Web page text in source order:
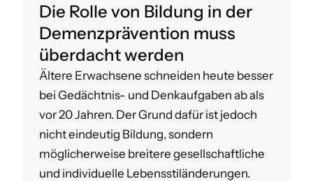
Die Rolle von Bildung in der
Demenzprävention muss
überdacht werden
Ältere Erwachsene schneiden heute besser
bei Gedächtnis- und Denkaufgaben ab als
vor 20 Jahren. Der Grund dafür ist jedoch
nicht eindeutig Bildung, sondern
möglicherweise breitere gesellschaftliche
und individuelle Lebensstiländerungen.